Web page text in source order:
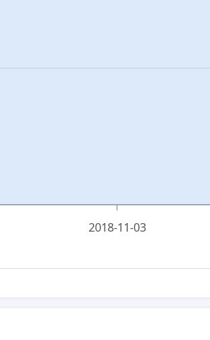
2018-11-03